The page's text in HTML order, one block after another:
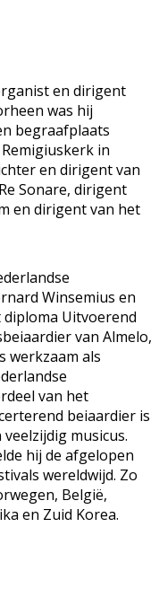
en dirigent
was hij
begraafplaats
in
en dirigent van
Sonare, dirigent
en dirigent van het
Winsemius en
diploma Uitvoerend
van Almelo,
werkzaam als
van het
beiaardier is
musicus.
hij de afgelopen
wereldwijd. Zo
België,
en Zuid Korea.